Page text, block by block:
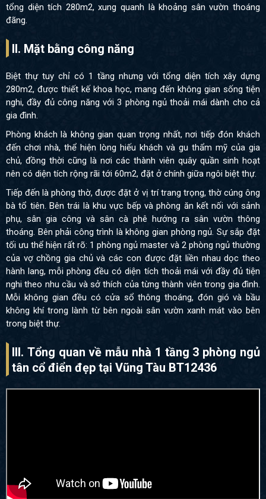
tổng diện tích 280m2, xung quanh là khoảng sân vườn thoáng
đãng.
II. Mặt bằng công năng
Biệt thự tuy chỉ có 1 tầng nhưng với tổng diện tích xây dựng
280m2, được thiết kế khoa học, mang đến không gian sống tiện
nghi, đầy đủ công năng với 3 phòng ngủ thoải mái dành cho cả
gia đình.
Phòng khách là không gian quan trọng nhất, nơi tiếp đón khách
đến chơi nhà, thể hiện lòng hiếu khách và gu thẩm mỹ của gia
chủ, đồng thời cũng là nơi các thành viên quây quần sinh hoạt
nên có diện tích rộng rãi tới 60m2, đặt ở chính giữa ngôi biệt thự.
Tiếp đến là phòng thờ, được đặt ở vị trí trang trọng, thờ cúng ông
bà tổ tiên. Bên trái là khu vực bếp và phòng ăn kết nối với sảnh
phụ, sân gia công và sân cà phê hướng ra sân vườn thông
thoáng. Bên phải công trình là không gian phòng ngủ. Sự sắp đặt
tối ưu thể hiện rất rõ: 1 phòng ngủ master và 2 phòng ngủ thường
của vợ chồng gia chủ và các con được đặt liền nhau dọc theo
hành lang, mỗi phòng đều có diện tích thoải mái với đầy đủ tiện
nghi theo nhu cầu và sở thích của từng thành viên trong gia đình.
Mỗi không gian đều có cửa sổ thông thoáng, đón gió và bầu
không khí trong lành từ bên ngoài sân vườn xanh mát vào bên
trong biệt thự.
III. Tổng quan về mẫu nhà 1 tầng 3 phòng ngủ
tân cổ điển đẹp tại Vũng Tàu BT12436